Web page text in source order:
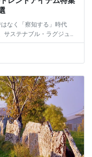
なく「察知する」時代
ステナブル・ラグジュア
本質。一過性のバズではな